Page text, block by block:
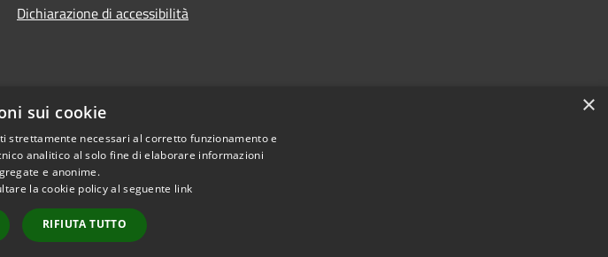
Dichiarazione di accessibilità
Copyright © 2026 • Comune di Villetta Barrea • Powered by
×
sui cookie
strettamente necessari al corretto funzionamento e
analitico al solo fine di elaborare informazioni
e anonime.
la cookie policy al seguente link
RIFIUTA TUTTO